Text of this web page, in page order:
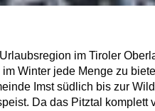
im Tiroler
Winter jede Menge zu
Imst südlich bis zur
Da das Pitztal komplett